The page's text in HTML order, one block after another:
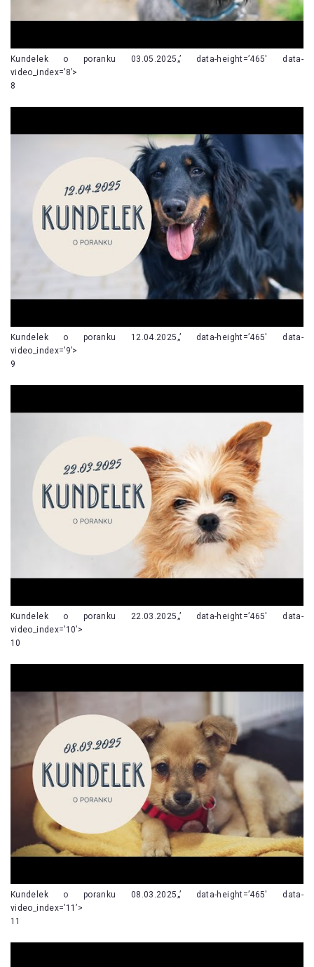
Kundelek o poranku 03.05.2025„’ data-height=’465′ data-
video_index=’8’>
8
Kundelek o poranku 12.04.2025„’ data-height=’465′ data-
video_index=’9’>
9
Kundelek o poranku 22.03.2025„’ data-height=’465′ data-
video_index=’10’>
10
Kundelek o poranku 08.03.2025„’ data-height=’465′ data-
video_index=’11’>
11